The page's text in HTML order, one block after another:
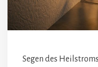
Segen des